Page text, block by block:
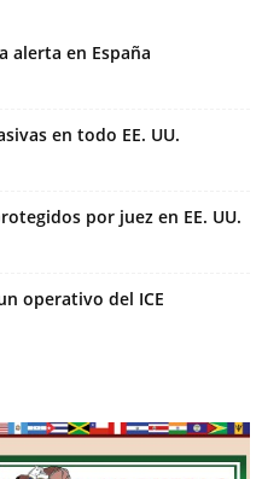
alerta en España
en todo EE. UU.
por juez en EE. UU.
operativo del ICE